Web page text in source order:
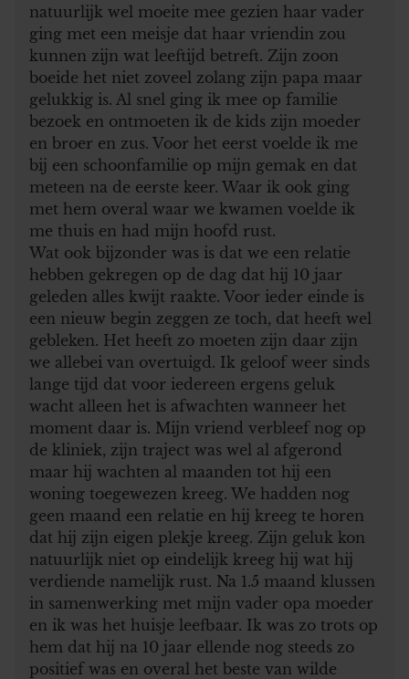
natuurlijk wel moeite mee gezien haar vader
ging met een meisje dat haar vriendin zou
kunnen zijn wat leeftijd betreft. Zijn zoon
boeide het niet zoveel zolang zijn papa maar
gelukkig is. Al snel ging ik mee op familie
bezoek en ontmoeten ik de kids zijn moeder
en broer en zus. Voor het eerst voelde ik me
bij een schoonfamilie op mijn gemak en dat
meteen na de eerste keer. Waar ik ook ging
met hem overal waar we kwamen voelde ik
me thuis en had mijn hoofd rust.
Wat ook bijzonder was is dat we een relatie
hebben gekregen op de dag dat hij 10 jaar
geleden alles kwijt raakte. Voor ieder einde is
een nieuw begin zeggen ze toch, dat heeft wel
gebleken. Het heeft zo moeten zijn daar zijn
we allebei van overtuigd. Ik geloof weer sinds
lange tijd dat voor iedereen ergens geluk
wacht alleen het is afwachten wanneer het
moment daar is. Mijn vriend verbleef nog op
de kliniek, zijn traject was wel al afgerond
maar hij wachten al maanden tot hij een
woning toegewezen kreeg. We hadden nog
geen maand een relatie en hij kreeg te horen
dat hij zijn eigen plekje kreeg. Zijn geluk kon
natuurlijk niet op eindelijk kreeg hij wat hij
verdiende namelijk rust. Na 1.5 maand klussen
in samenwerking met mijn vader opa moeder
en ik was het huisje leefbaar. Ik was zo trots op
hem dat hij na 10 jaar ellende nog steeds zo
positief was en overal het beste van wilde